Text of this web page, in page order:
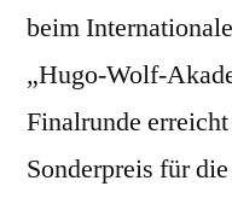
beim
„Hugo-Wolf-
Finalrunde
Sonderpreis für